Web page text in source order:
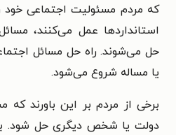
که مردم مسئولیت اجتماعی خود
استانداردها عمل می‌کنند،
حل می‌شوند. راه حل مسائل
یا مساله شروع می‌شود.
برخی از مردم بر این باورند که
دولت یا شخص دیگری حل شود.